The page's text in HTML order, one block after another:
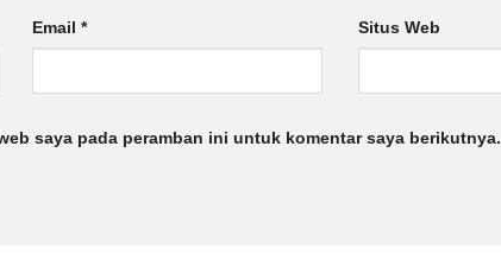
Email* Situs Web
saya pada peramban ini untuk komentar saya berikutnya.